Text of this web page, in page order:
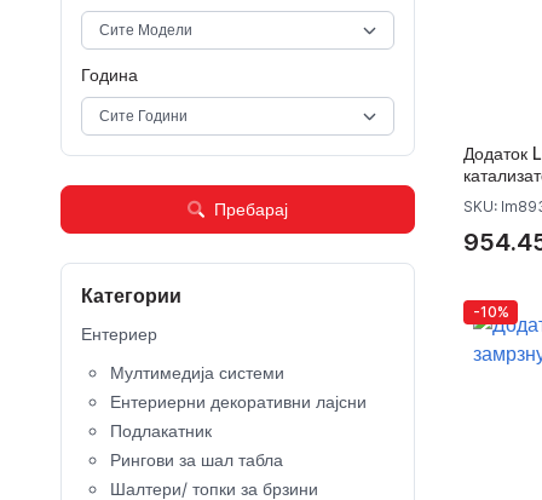
Година
Пребарај
Категории
Ентериер
Мултимедија системи
Ентериерни декоративни лајсни
Подлакатник
Рингови за шал табла
Шалтери/ топки за брзини
Додаток
SKU:
-10%